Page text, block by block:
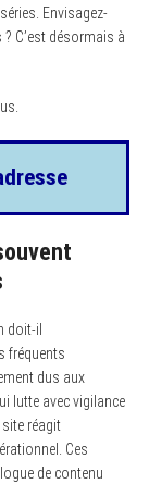
Envisagez-
C’est désormais à
doit-il
fréquents
dus aux
lutte avec vigilance
site réagit
Ces
de contenu